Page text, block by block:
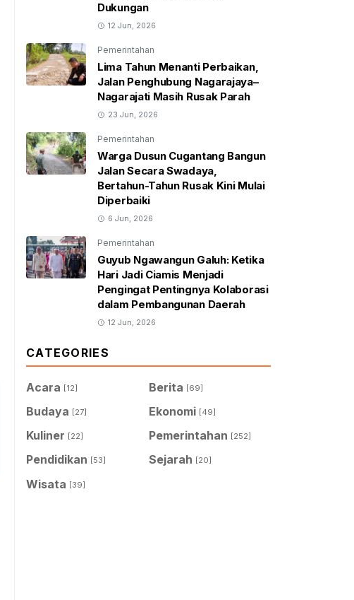
Dukungan
12 Jun, 2026
Pemerintahan
Lima Tahun Menanti Perbaikan,
Jalan Penghubung Nagarajaya–
Nagarajati Masih Rusak Parah
23 Jun, 2026
Pemerintahan
Warga Dusun Cugantang Bangun
Jalan Secara Swadaya,
Bertahun-Tahun Rusak Kini Mulai
Diperbaiki
6 Jun, 2026
Pemerintahan
Guyub Ngawangun Galuh: Ketika
Hari Jadi Ciamis Menjadi
Pengingat Pentingnya Kolaborasi
dalam Pembangunan Daerah
12 Jun, 2026
CATEGORIES
Acara [12] Berita [69]
Budaya [27] Ekonomi [49]
Kuliner [22] Pemerintahan [252]
Pendidikan [53] Sejarah [20]
Wisata [39]